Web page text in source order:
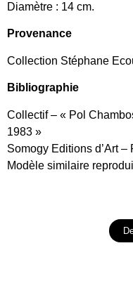
Diamètre : 14 cm.
Provenance
Collection Stéphane
Bibliographie
Collectif – « Pol
1983 »
Somogy Editions d’Art –
Modèle similaire